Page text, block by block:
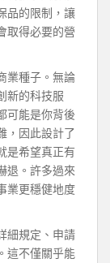
品的限制，讓
取得必要的營
業種子。無論
新的科技服
可能是你背後
，因此設計了
是希望真正有
退。許多過來
業更穩健地度
細規定、申請
這不僅關乎能